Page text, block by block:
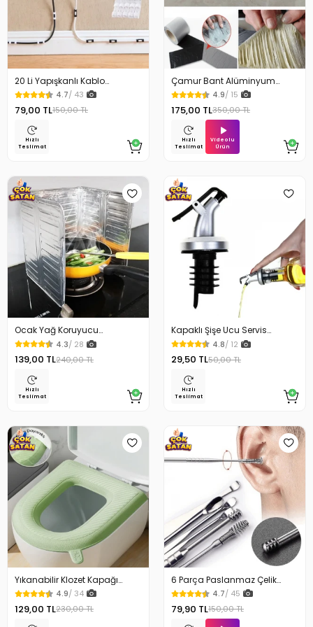
20 Li Yapışkanlı Kablo
Sabitleyici Şeffaf Klips
4.7/ 43
79,00 TL150,00 TL
Hızlı
Teslimat
Çamur Bant Alüminyum
İzolasyon Tamir Bandı 5 Mt
4.9/ 15
175,00 TL350,00 TL
Hızlı
Teslimat
Videolu
Ürün
Ocak Yağ Koruyucu
Alüminyum Levha 32.5 x 84
Cm
4.3/ 28
139,00 TL240,00 TL
Hızlı
Teslimat
Kapaklı Şişe Ucu Servis
Aparatı Yağdanlık Tıpa
4.8/ 12
29,50 TL50,00 TL
Hızlı
Teslimat
Yıkanabilir Klozet Kapağı
Süngeri Su Geçirmez
4.9/ 34
129,00 TL230,00 TL
6 Parça Paslanmaz Çelik
Kulak Temizleme Seti
4.7/ 45
79,90 TL150,00 TL